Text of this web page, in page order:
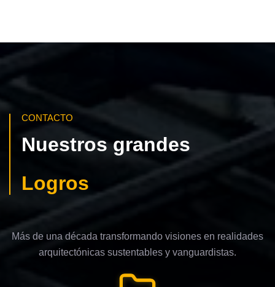
CONTACTO
Nuestros grandes
Logros
Más de una década transformando visiones en realidades
arquitectónicas sustentables y vanguardistas.